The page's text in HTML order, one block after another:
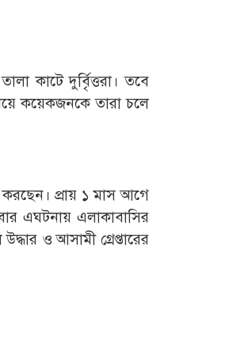
কাটে দুর্বিৃত্তরা। তবে
কয়েকজনকে তারা চলে
করছেন। প্রায় ১ মাস আগে
এঘটনায় এলাকাবাসির
ও আসামী গ্রেপ্তারের